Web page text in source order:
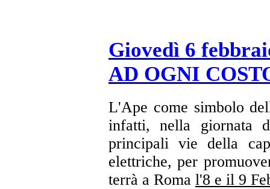
Giovedì 6
AD OGNI
L'Ape come simbolo
infatti, nella giornata
principali vie della
elettriche, per
terrà a Roma l'8 e il 9